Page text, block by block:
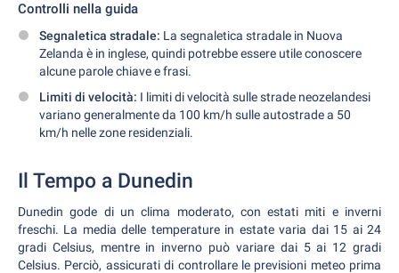
Controlli nella guida
Segnaletica stradale: La segnaletica stradale in Nuova
Zelanda è in inglese, quindi potrebbe essere utile conoscere
alcune parole chiave e frasi.
Limiti di velocità: I limiti di velocità sulle strade neozelandesi
variano generalmente da 100 km/h sulle autostrade a 50
km/h nelle zone residenziali.
Il Tempo a Dunedin
Dunedin gode di un clima moderato, con estati miti e inverni
freschi. La media delle temperature in estate varia dai 15 ai 24
gradi Celsius, mentre in inverno può variare dai 5 ai 12 gradi
Celsius. Perciò, assicurati di controllare le previsioni meteo prima